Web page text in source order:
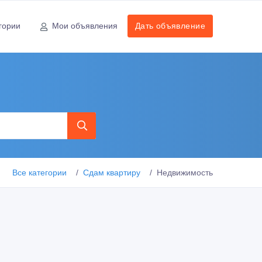
Мои объявления Дать объявление
Все категории Сдам квартиру Недвижимость